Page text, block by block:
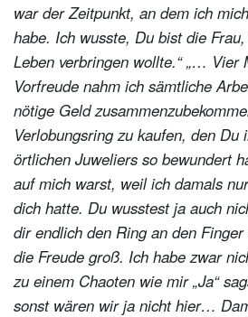
war der Zeitpunkt, an dem ich
habe. Ich wusste, Du bist die
Leben verbringen wollte.“ „… Vier
Vorfreude nahm ich sämtliche
nötige Geld
Verlobungsring zu kaufen, den Du
örtlichen Juweliers so bewundert
auf mich warst, weil ich damals
dich hatte. Du wusstest ja auch
dir endlich den Ring an den
die Freude groß. Ich habe zwar
zu einem Chaoten wie mir „Ja“
sonst wären wir ja nicht hier…